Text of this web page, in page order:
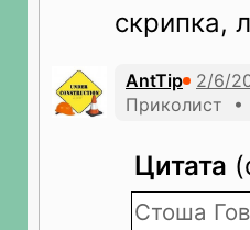
скрипка,
AntTip
Приколист •
Цитата
Стоша